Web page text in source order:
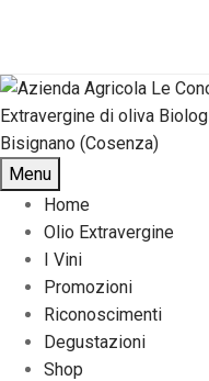
Menu
Home
Olio Extravergine
I Vini
Promozioni
Riconoscimenti
Degustazioni
Shop